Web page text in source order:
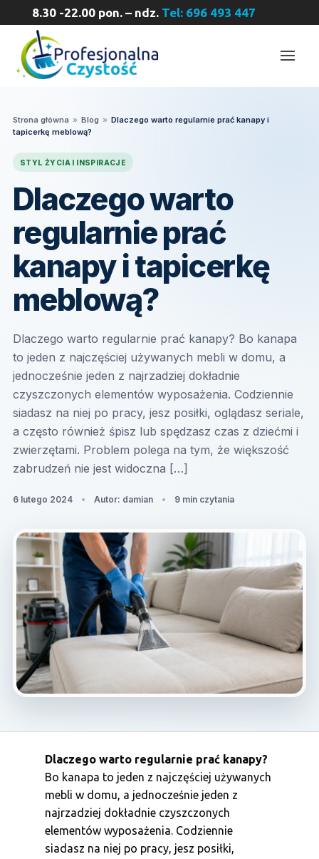
8.30 -22.00 pon. – ndz. Tel: 696 493 447
Strona główna » Blog » Dlaczego warto regularnie prać kanapy i
tapicerkę meblową?
STYL ŻYCIA I INSPIRACJE
Dlaczego warto
regularnie prać
kanapy i tapicerkę
meblową?
Dlaczego warto regularnie prać kanapy? Bo kanapa
to jeden z najczęściej używanych mebli w domu, a
jednocześnie jeden z najrzadziej dokładnie
czyszczonych elementów wyposażenia. Codziennie
siadasz na niej po pracy, jesz posiłki, oglądasz seriale,
a często również śpisz lub spędzasz czas z dziećmi i
zwierzętami. Problem polega na tym, że większość
zabrudzeń nie jest widoczna […]
6 lutego 2024 Autor: damian 9 min czytania
Dlaczego warto regularnie prać kanapy?
Bo kanapa to jeden z najczęściej używanych
mebli w domu, a jednocześnie jeden z
najrzadziej dokładnie czyszczonych
elementów wyposażenia. Codziennie
siadasz na niej po pracy, jesz posiłki,